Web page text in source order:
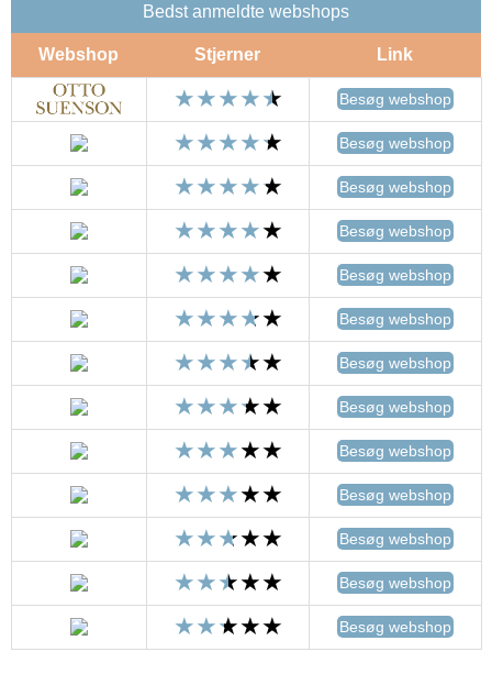
Bedst anmeldte webshops
Webshop Stjerner Link
Besøg webshop
Besøg webshop
Besøg webshop
Besøg webshop
Besøg webshop
Besøg webshop
Besøg webshop
Besøg webshop
Besøg webshop
Besøg webshop
Besøg webshop
Besøg webshop
Besøg webshop